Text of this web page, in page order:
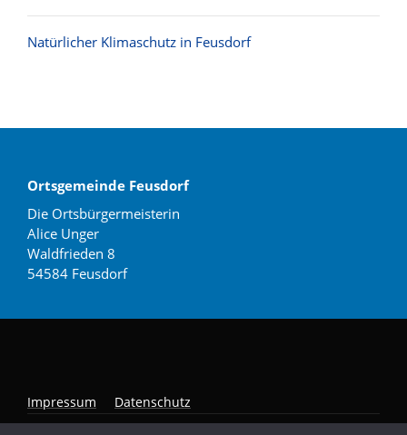
Natürlicher Klimaschutz in Feusdorf
Ortsgemeinde Feusdorf
Die Ortsbürgermeisterin
Alice Unger
Waldfrieden 8
54584 Feusdorf
Impressum Datenschutz